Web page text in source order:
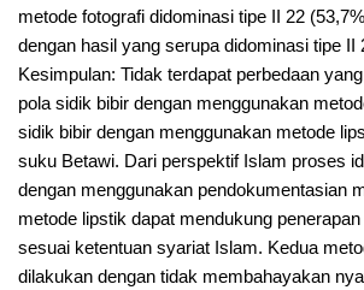
metode fotografi didominasi tipe II 22
dengan hasil yang serupa didominasi tipe II
Kesimpulan: Tidak terdapat perbedaan
pola sidik bibir dengan menggunakan
sidik bibir dengan menggunakan metode
suku Betawi. Dari perspektif Islam proses
dengan menggunakan pendokumentasian
metode lipstik dapat mendukung
sesuai ketentuan syariat Islam. Kedua
dilakukan dengan tidak membahayakan